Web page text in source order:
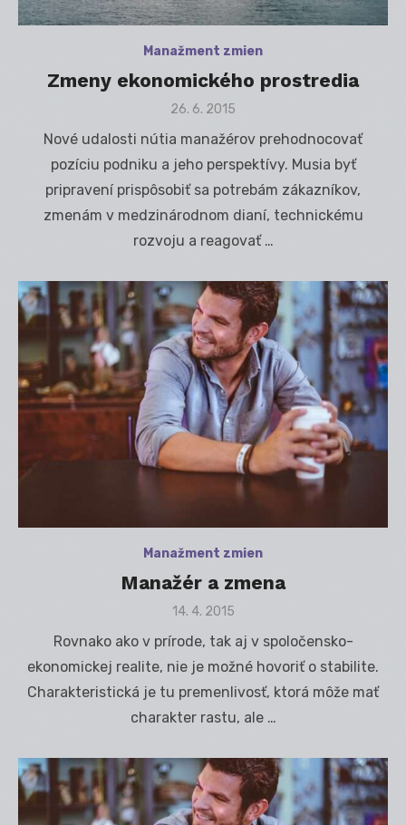
Manažment zmien
Zmeny ekonomického prostredia
Posted
26. 6. 2015
Nové udalosti nútia manažérov prehodnocovať
pozíciu podniku a jeho perspektívy. Musia byť
pripravení prispôsobiť sa potrebám zákazníkov,
zmenám v medzinárodnom dianí, technickému
rozvoju a reagovať …
Manažment zmien
Manažér a zmena
Posted
14. 4. 2015
Rovnako ako v prírode, tak aj v spoločensko-
ekonomickej realite, nie je možné hovoriť o stabilite.
Charakteristická je tu premenlivosť, ktorá môže mať
charakter rastu, ale …